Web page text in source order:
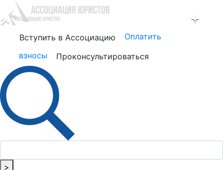
Вступить в Ассоциацию
Оплатить
взносы
Проконсультироваться
>